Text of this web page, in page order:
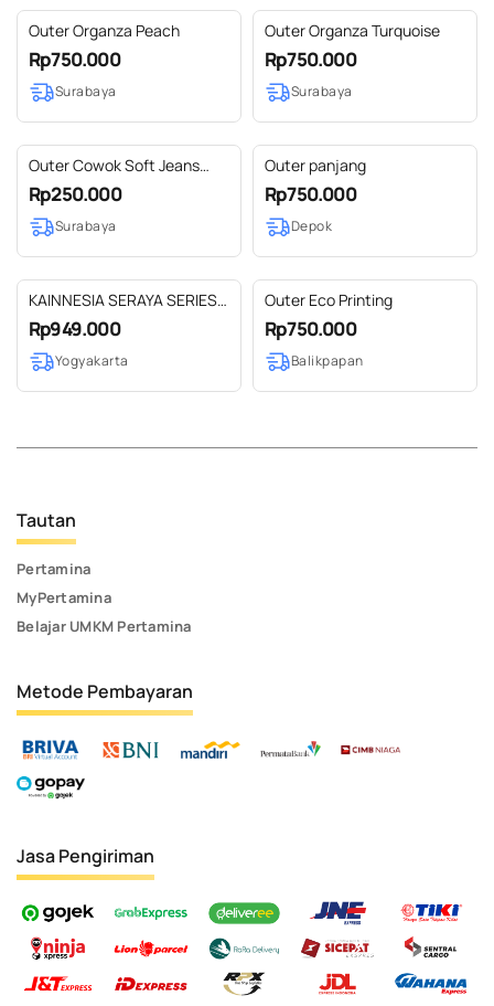
Outer Organza Peach
Rp750.000
Surabaya
Outer Organza Turquoise
Rp750.000
Surabaya
Outer Cowok Soft Jeans
Kombinasi (01)
Rp250.000
Surabaya
Outer panjang
Rp750.000
Depok
KAINNESIA SERAYA SERIES -
BUNDLE - SERAYA OUTER &
SERAYA VEST
Rp949.000
Yogyakarta
Outer Eco Printing
Rp750.000
Balikpapan
Tautan
Pertamina
MyPertamina
Belajar UMKM Pertamina
Metode Pembayaran
Jasa Pengiriman